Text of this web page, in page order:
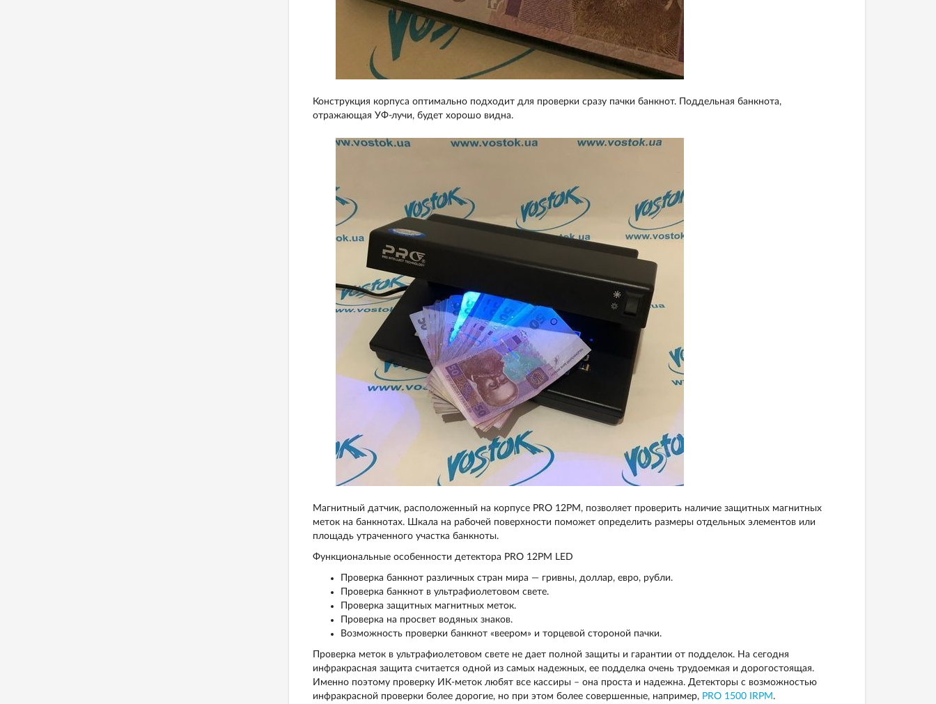
Конструкция корпуса оптимально подходит для проверки сразу пачки банкнот. Поддельная банкнота,
отражающая УФ-лучи, будет хорошо видна.
Магнитный датчик, расположенный на корпусе PRO 12PM, позволяет проверить наличие защитных магнитных
меток на банкнотах. Шкала на рабочей поверхности поможет определить размеры отдельных элементов или
площадь утраченного участка банкноты.
Функциональные особенности детектора PRO 12PM LED
Проверка банкнот различных стран мира — гривны, доллар, евро, рубли.
Проверка банкнот в ультрафиолетовом свете.
Проверка защитных магнитных меток.
Проверка на просвет водяных знаков.
Возможность проверки банкнот «веером» и торцевой стороной пачки.
Проверка меток в ультрафиолетовом свете не дает полной защиты и гарантии от подделок. На сегодня
инфракрасная защита считается одной из самых надежных, ее подделка очень трудоемкая и дорогостоящая.
Именно поэтому проверку ИК-меток любят все кассиры – она проста и надежна. Детекторы с возможностью
инфракрасной проверки более дорогие, но при этом более совершенные, например, PRO 1500 IRPM.